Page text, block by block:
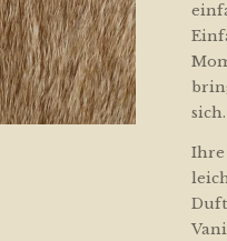
sich.
Ihre